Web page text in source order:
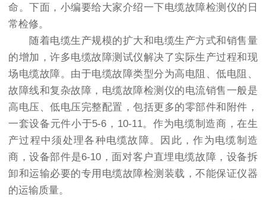
命。下面，小编要给大家介绍一下电缆故障检测仪的日
常检修。
随着电缆生产规模的扩大和电缆生产方式和销售量
的增加，许多电缆故障测试仪解决了实际生产过程和现
场电缆故障。由于电缆故障类型分为高电阻、低电阻、
故障线和复杂故障，电缆故障检测仪的电流销售一般是
高电压、低电压完整配置，包括更多的零部件和附件，
一套设备元件小于5-6，10-11。作为电缆制造商，在生
产过程中须处理各种电缆故障。因此，作为电缆制造
商，设备部件是6-10，面对客户直埋电缆故障，设备拆
卸和运输必要的专用电缆故障检测装载，不能保证仪器
的运输质量。